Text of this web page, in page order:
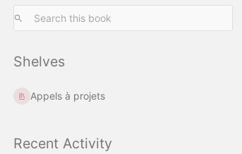
Shelves
Appels à projets
Recent Activity